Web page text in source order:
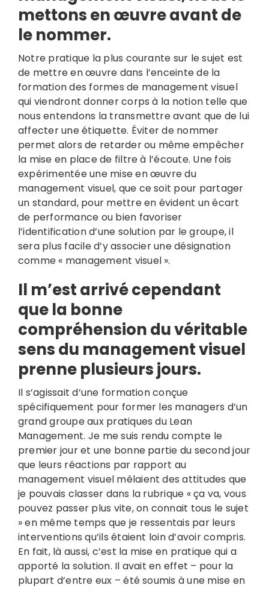
mettons en œuvre avant de
le nommer.
Notre pratique la plus courante sur le sujet est
de mettre en œuvre dans l’enceinte de la
formation des formes de management visuel
qui viendront donner corps à la notion telle que
nous entendons la transmettre avant que de lui
affecter une étiquette. Éviter de nommer
permet alors de retarder ou même empêcher
la mise en place de filtre à l’écoute. Une fois
expérimentée une mise en œuvre du
management visuel, que ce soit pour partager
un standard, pour mettre en évident un écart
de performance ou bien favoriser
l’identification d’une solution par le groupe, il
sera plus facile d’y associer une désignation
comme « management visuel ».
Il m’est arrivé cependant
que la bonne
compréhension du véritable
sens du management visuel
prenne plusieurs jours.
Il s’agissait d’une formation conçue
spécifiquement pour former les managers d’un
grand groupe aux pratiques du Lean
Management. Je me suis rendu compte le
premier jour et une bonne partie du second jour
que leurs réactions par rapport au
management visuel mêlaient des attitudes que
je pouvais classer dans la rubrique « ça va, vous
pouvez passer plus vite, on connait tous le sujet
» en même temps que je ressentais par leurs
interventions qu’ils étaient loin d’avoir compris.
En fait, là aussi, c’est la mise en pratique qui a
apporté la solution. Il avait en effet – pour la
plupart d’entre eux – été soumis à une mise en